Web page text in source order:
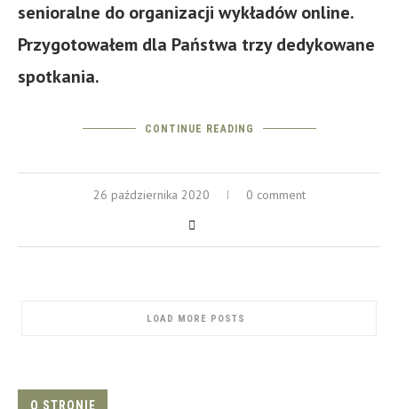
senioralne do organizacji wykładów online.
Przygotowałem dla Państwa trzy dedykowane
spotkania.
CONTINUE READING
26 października 2020 0 comment
LOAD MORE POSTS
O STRONIE